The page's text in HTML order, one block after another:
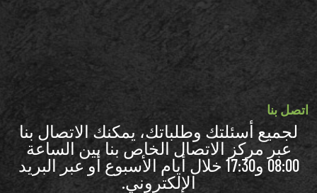
اتصل بنا
لجميع أسئلتك وطلباتك، يمكنك الاتصال بنا
عبر مركز الاتصال الخاص بنا بين الساعة
08:00 و17:30 خلال أيام الأسبوع أو عبر البريد
الإلكتروني.